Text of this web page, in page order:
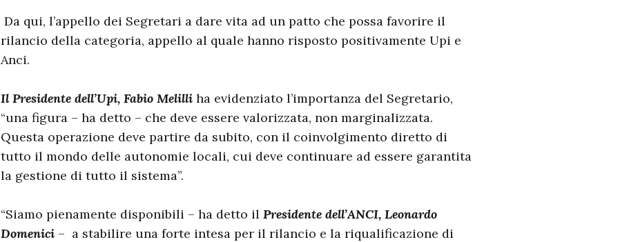
Da qui, l’appello dei Segretari a dare vita ad un patto che possa favorire il
rilancio della categoria, appello al quale hanno risposto positivamente Upi e
Anci.
Il Presidente dell’Upi, Fabio Melilli ha evidenziato l’importanza del Segretario,
“una figura – ha detto – che deve essere valorizzata, non marginalizzata.
Questa operazione deve partire da subito, con il coinvolgimento diretto di
tutto il mondo delle autonomie locali, cui deve continuare ad essere garantita
la gestione di tutto il sistema”.
“Siamo pienamente disponibili – ha detto il Presidente dell’ANCI, Leonardo
Domenici – a stabilire una forte intesa per il rilancio e la riqualificazione di